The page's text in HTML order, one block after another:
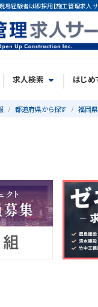
場経験者は即採用【施工管理求人サ
求人検索 はじめ
都道府県から探す 福岡県